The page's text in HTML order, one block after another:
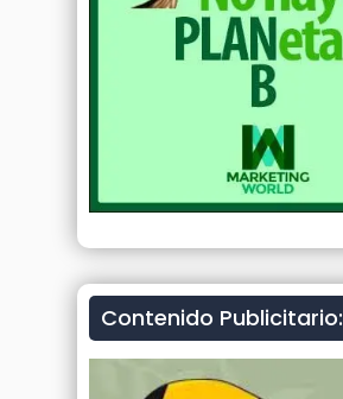
Contenido Publicitario: